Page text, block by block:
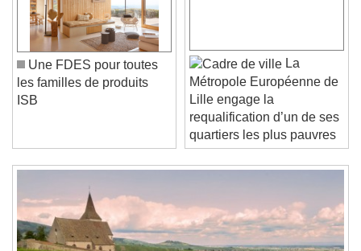
Play
Skip Backward
Unmute
Current Time0:00
/
Duration-:-
Seek to live, currently behind liveLIVE
Remaining Time-0:00
Playback Rate
Chapters
Chapters
Une FDES pour toutes
les familles de produits
La
Métropole Européenne de
Lille engage la
requalification d’un de ses
quartiers les plus pauvres